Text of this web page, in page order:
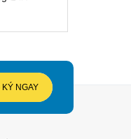
NGAY